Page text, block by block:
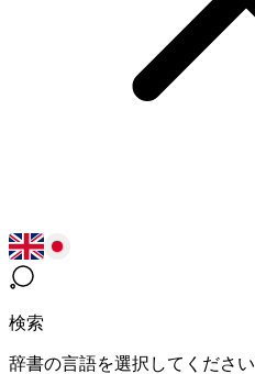
検索
辞書の言語を選択してください